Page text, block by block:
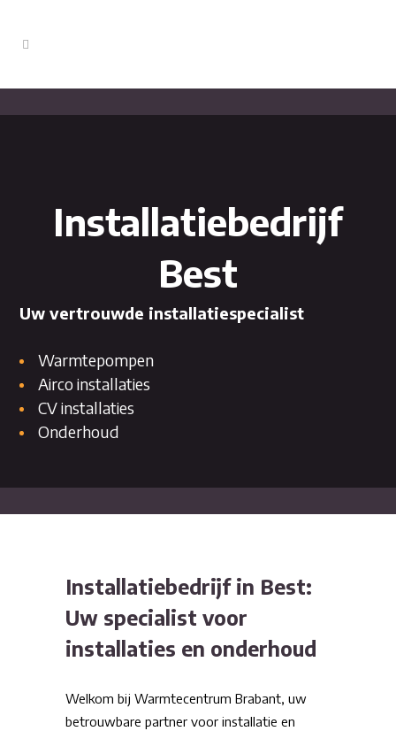
Installatiebedrijf
Best
Uw vertrouwde installatiespecialist
Warmtepompen
Airco installaties
CV installaties
Onderhoud
Installatiebedrijf in Best:
Uw specialist voor
installaties en onderhoud
Welkom bij Warmtecentrum Brabant, uw
betrouwbare partner voor installatie en